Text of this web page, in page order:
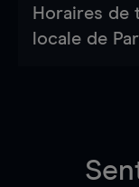
Horaires de
locale de